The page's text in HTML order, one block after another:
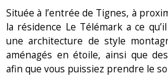
Située à l’entrée de Tignes, à
la résidence Le Télémark a ce
une architecture de style
aménagés en étoile, ainsi que
afin que vous puissiez prendre le